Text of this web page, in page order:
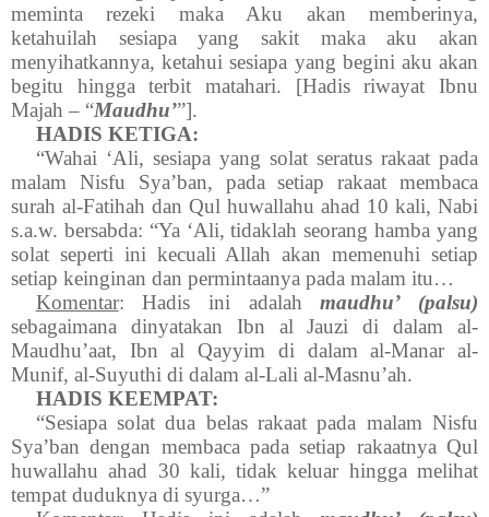
meminta rezeki maka Aku akan memberinya,
ketahuilah sesiapa yang sakit maka aku akan
menyihatkannya, ketahui sesiapa yang begini aku akan
begitu hingga terbit matahari. [Hadis riwayat Ibnu
Majah – “Maudhu’”].
HADIS KETIGA:
“Wahai ‘Ali, sesiapa yang solat seratus rakaat pada
malam Nisfu Sya’ban, pada setiap rakaat membaca
surah al-Fatihah dan Qul huwallahu ahad 10 kali, Nabi
s.a.w. bersabda: “Ya ‘Ali, tidaklah seorang hamba yang
solat seperti ini kecuali Allah akan memenuhi setiap
setiap keinginan dan permintaanya pada malam itu…
Komentar: Hadis ini adalahmaudhu’ (palsu)
sebagaimana dinyatakan Ibn al Jauzi di dalam al-
Maudhu’aat, Ibn al Qayyim di dalam al-Manar al-
Munif, al-Suyuthi di dalam al-Lali al-Masnu’ah.
HADIS KEEMPAT:
“Sesiapa solat dua belas rakaat pada malam Nisfu
Sya’ban dengan membaca pada setiap rakaatnya Qul
huwallahu ahad 30 kali, tidak keluar hingga melihat
tempat duduknya di syurga…”